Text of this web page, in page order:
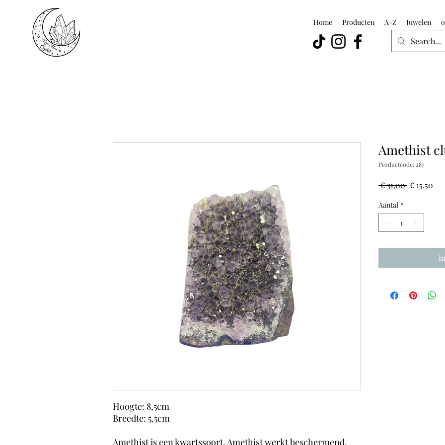
Home Producten A-Z Juwelen
Hoogte: 8,5cm
Breedte: 5,5cm
Amethist is een kwartssoort. Amethist werkt beschermend,
Amethist
Productcode: 287
€ 31,00 Normale
€ 15,50
Aantal *